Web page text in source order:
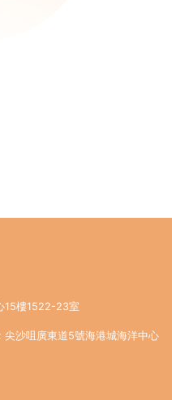
15樓1522-23室
沙咀廣東道5號海港城海洋中心